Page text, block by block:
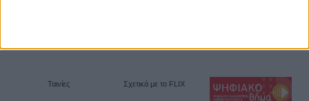
Ταινίες Σχετικά με το FLIX